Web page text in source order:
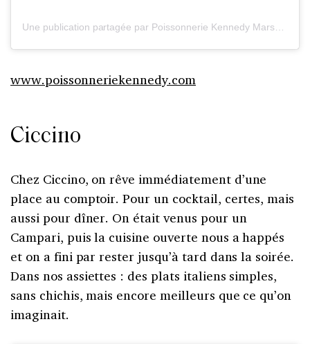
www.poissonneriekennedy.com
Ciccino
Chez Ciccino, on rêve immédiatement d’une
place au comptoir. Pour un cocktail, certes, mais
aussi pour dîner. On était venus pour un
Campari, puis la cuisine ouverte nous a happés
et on a fini par rester jusqu’à tard dans la soirée.
Dans nos assiettes : des plats italiens simples,
sans chichis, mais encore meilleurs que ce qu’on
imaginait.